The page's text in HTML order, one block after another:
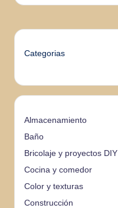
Categorias
Almacenamiento
Baño
Bricolaje y proyectos DIY
Cocina y comedor
Color y texturas
Construcción